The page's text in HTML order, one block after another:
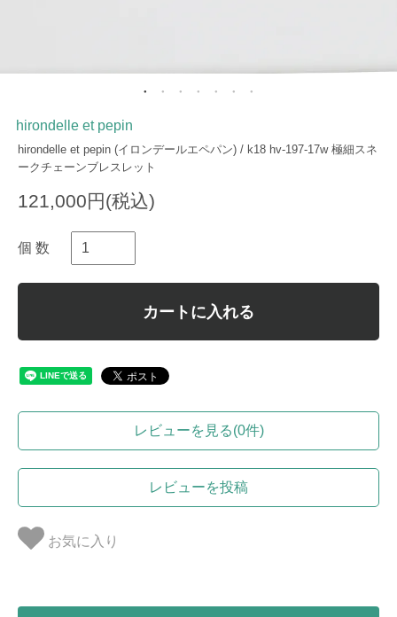
hirondelle et pepin
hirondelle et pepin (イロンデールエペパン) / k18 hv-197-17w 極細スネ
ークチェーンブレスレット
121,000円(税込)
個 数
カートに入れる
レビューを見る(0件)
レビューを投稿
お気に入り